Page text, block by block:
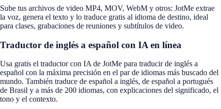
Sube tus archivos de video MP4, MOV, WebM y otros: JotMe extrae
la voz, genera el texto y lo traduce gratis al idioma de destino, ideal
para clases, grabaciones de reuniones y subtítulos de video.
Traductor de inglés a español con IA en línea
Usa gratis el traductor con IA de JotMe para traducir de inglés a
español con la máxima precisión en el par de idiomas más buscado del
mundo. También traduce de español a inglés, de español a portugués
de Brasil y a más de 200 idiomas, con explicaciones del significado, el
tono y el contexto.